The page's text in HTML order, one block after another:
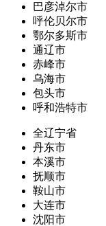
巴彦淖尔市
呼伦贝尔市
鄂尔多斯市
通辽市
赤峰市
乌海市
包头市
呼和浩特市
全辽宁省
丹东市
本溪市
抚顺市
鞍山市
大连市
沈阳市